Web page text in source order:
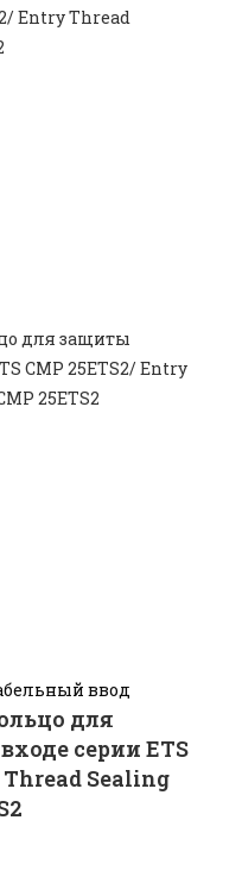
ввод
для
серии ETS
Sealing